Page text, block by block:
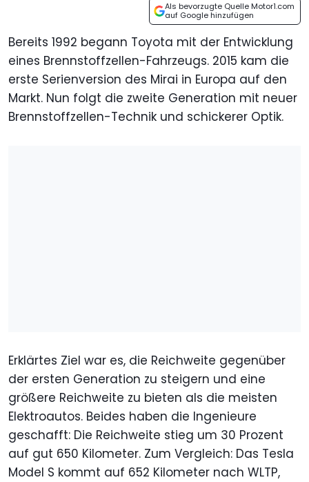
Als bevorzugte Quelle Motor1.com
auf Google hinzufügen
Bereits 1992 begann Toyota mit der Entwicklung
eines Brennstoffzellen-Fahrzeugs. 2015 kam die
erste Serienversion des Mirai in Europa auf den
Markt. Nun folgt die zweite Generation mit neuer
Brennstoffzellen-Technik und schickerer Optik.
Erklärtes Ziel war es, die Reichweite gegenüber
der ersten Generation zu steigern und eine
größere Reichweite zu bieten als die meisten
Elektroautos. Beides haben die Ingenieure
geschafft: Die Reichweite stieg um 30 Prozent
auf gut 650 Kilometer. Zum Vergleich: Das Tesla
Model S kommt auf 652 Kilometer nach WLTP,